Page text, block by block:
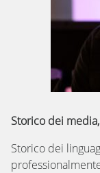
Storico dei
Storico dei